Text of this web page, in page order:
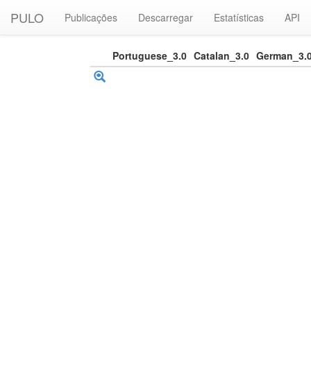
PULO Publicações Descarregar Estatísticas API
Portuguese_3.0 Catalan_3.0